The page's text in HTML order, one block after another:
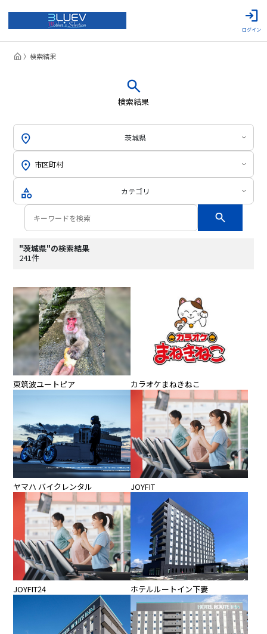
ログイン
検索結果
検索結果
茨城県
カテゴリ
"茨城県"の検索結果
241件
東筑波ユートピア カラオケまねきねこ
ヤマハ バイクレンタル JOYFIT
JOYFIT24 ホテルルートイン下妻